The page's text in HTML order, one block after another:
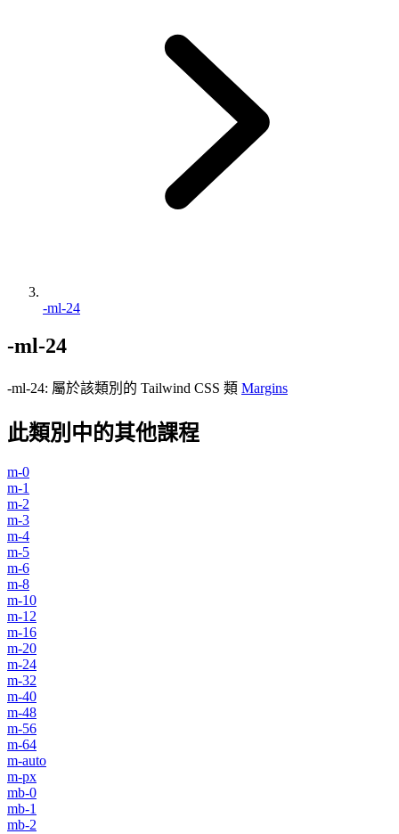
-ml-24
-ml-24
-ml-24: 屬於該類別的 Tailwind CSS 類 Margins
此類別中的其他課程
m-0
m-1
m-2
m-3
m-4
m-5
m-6
m-8
m-10
m-12
m-16
m-20
m-24
m-32
m-40
m-48
m-56
m-64
m-auto
m-px
mb-0
mb-1
mb-2